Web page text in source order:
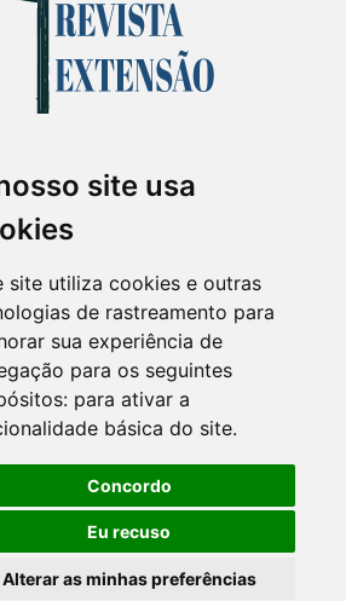
site usa
site utiliza cookies e outras
de rastreamento para
sua experiência de
para os seguintes
para ativar a
básica do site.
Concordo
Eu recuso
Alterar as minhas preferências
em Foco
(on-line)